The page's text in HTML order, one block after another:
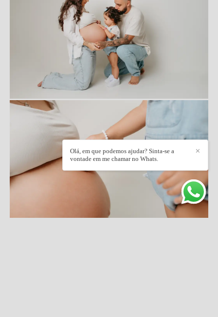
✕
Olá, em que podemos ajudar? Sinta-se a
vontade em me chamar no Whats.